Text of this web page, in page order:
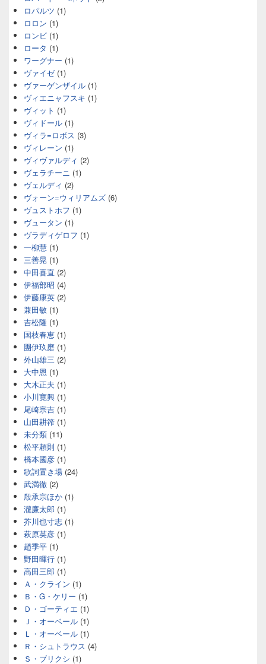
ロパルツ (1)
ロロン (1)
ロンビ (1)
ロータ (1)
ワーグナー (1)
ヴァイゼ(1)
ヴァーゲンザイル (1)
ヴィエニャフスキ (1)
ヴィット (1)
ヴィドール (1)
ヴィラ=ロボス (3)
ヴィレーン (1)
ヴィヴァルディ (2)
ヴェラチーニ (1)
ヴェルディ (2)
ヴォーン=ウィリアムズ (6)
ヴュストホフ (1)
ヴュータン (1)
ヴラディゲロフ (1)
一柳慧 (1)
三善晃 (1)
中田喜直 (2)
伊福部昭 (4)
伊藤康英 (2)
兼田敏 (1)
吉松隆 (1)
国枝春恵 (1)
團伊玖磨 (1)
外山雄三 (2)
大中恩 (1)
大木正夫 (1)
小川寛興 (1)
尾崎宗吉 (1)
山田耕筰 (1)
未分類 (11)
松平頼則 (1)
橋本國彦 (1)
歌詞置き場 (24)
武満徹 (2)
殷承宗ほか (1)
瀧廉太郎 (1)
芥川也寸志 (1)
萩原英彦 (1)
趙季平 (1)
野田暉行 (1)
高田三郎 (1)
Ａ・クライン (1)
Ｂ・G・ケリー (1)
Ｄ・ゴーティエ (1)
Ｊ・オーベール (1)
Ｌ・オーベール (1)
Ｒ・シュトラウス (4)
Ｓ・ブリクシ (1)